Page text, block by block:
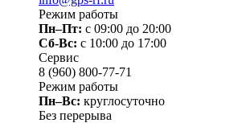
Режим работы
Пн–Пт: с 09:00 до 20:00
Сб-Вс: c 10:00 до 17:00
Сервис
8 (960) 800-77-71
Режим работы
Пн–Вс: круглосуточно
Без перерыва